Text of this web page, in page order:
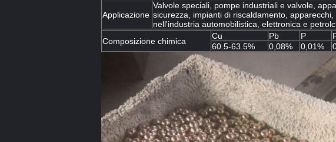
Applicazione
Valvole speciali, pompe industriali e valvole,
sicurezza, impianti di riscaldamento,
nell'industria automobilistica, elettronica e
Composizione chimica
Cu Pb P
60.5-63.5%
0,08% 0,01%